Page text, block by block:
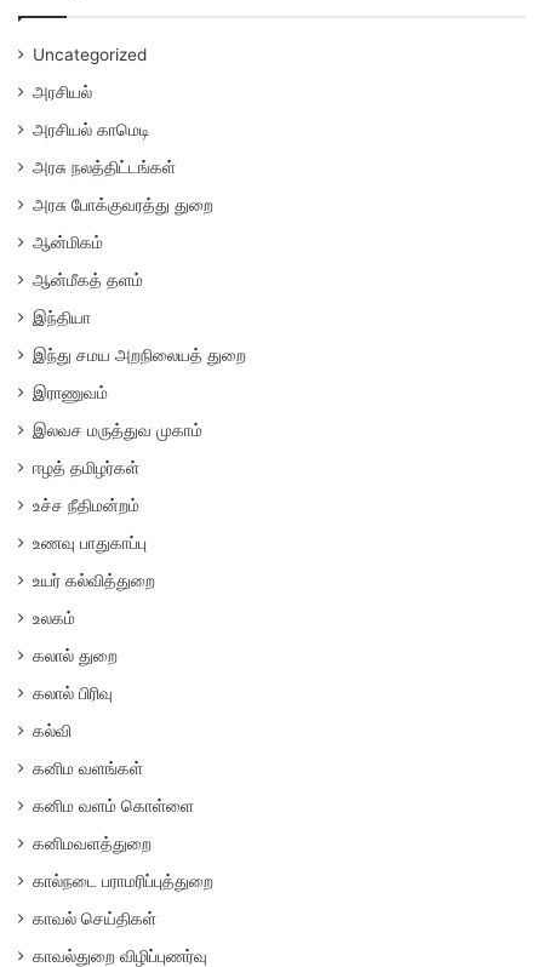
Uncategorized
அரசியல்
அரசியல் காமெடி
அரசு நலத்திட்டங்கள்
அரசு போக்குவரத்து துறை
ஆன்மிகம்
ஆன்மீகத் தளம்
இந்தியா
இந்து சமய அறநிலையத் துறை
இராணுவம்
இலவச மருத்துவ முகாம்
ஈழத் தமிழர்கள்
உச்ச நீதிமன்றம்
உணவு பாதுகாப்பு
உயர் கல்வித்துறை
உலகம்
கலால் துறை
கலால் பிரிவு
கல்வி
கனிம வளங்கள்
கனிம வளம் கொள்ளை
கனிமவளத்துறை
கால்நடை பராமரிப்புத்துறை
காவல் செய்திகள்
காவல்துறை விழிப்புணர்வு